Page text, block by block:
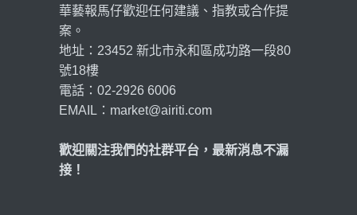
華藝報馬仔歡迎任何建議、指教或合作提
案。
地址：23452 新北市永和區成功路一段80
號18樓
電話：02-2926 6006
EMAIL：market@airiti.com
歡迎關注我們的社群平台，最新消息不漏
接！